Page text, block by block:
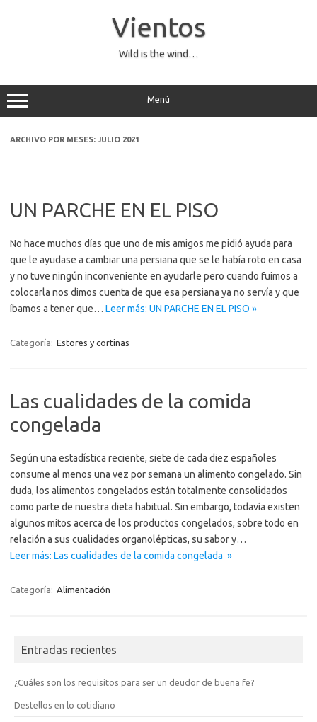
Vientos
Wild is the wind…
Menú
ARCHIVO POR MESES: JULIO 2021
UN PARCHE EN EL PISO
No hace muchos días que uno de mis amigos me pidió ayuda para
que le ayudase a cambiar una persiana que se le había roto en casa
y no tuve ningún inconveniente en ayudarle pero cuando fuimos a
colocarla nos dimos cuenta de que esa persiana ya no servía y que
íbamos a tener que… Leer más: UN PARCHE EN EL PISO »
Categoría: Estores y cortinas
Las cualidades de la comida
congelada
Según una estadística reciente, siete de cada diez españoles
consume al menos una vez por semana un alimento congelado. Sin
duda, los alimentos congelados están totalmente consolidados
como parte de nuestra dieta habitual. Sin embargo, todavía existen
algunos mitos acerca de los productos congelados, sobre todo en
relación a sus cualidades organolépticas, su sabor y…
Leer más: Las cualidades de la comida congelada »
Categoría: Alimentación
Entradas recientes
¿Cuáles son los requisitos para ser un deudor de buena fe?
Destellos en lo cotidiano